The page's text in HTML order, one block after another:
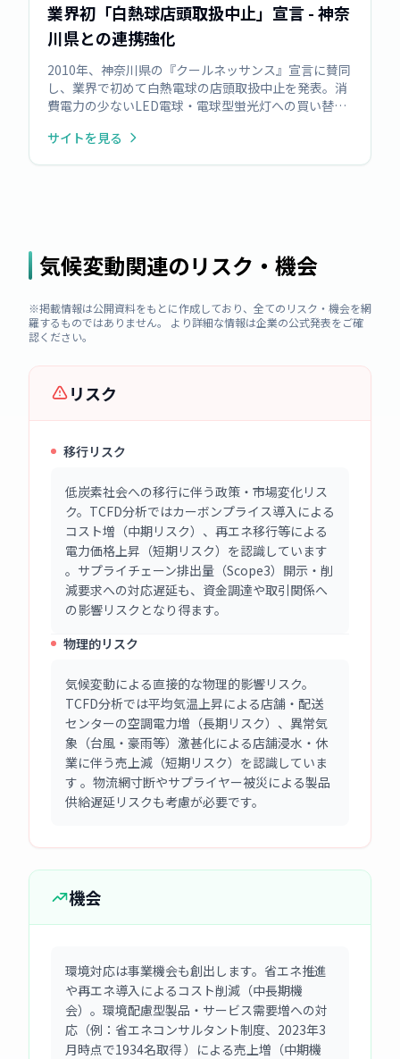
業界初「白熱球店頭取扱中止」宣言 - 神奈
川県との連携強化
2010年、神奈川県の『クールネッサンス』宣言に賛同
し、業界で初めて白熱電球の店頭取扱中止を発表。消
費電力の少ないLED電球・電球型蛍光灯への買い替え
球温暖化対策推進に関する『クールネッサンス協定』
サイトを見る
気候変動関連のリスク・機会
※掲載情報は公開資料をもとに作成しており、全てのリスク・機会を網
羅するものではありません。 より詳細な情報は企業の公式発表をご確
認ください。
リスク
移行リスク
低炭素社会への移行に伴う政策・市場変化リス
ク。TCFD分析ではカーボンプライス導入による
コスト増（中期リスク）、再エネ移行等による
電力価格上昇（短期リスク）を認識しています
。サプライチェーン排出量（Scope3）開示・削
減要求への対応遅延も、資金調達や取引関係へ
の影響リスクとなり得ます。
物理的リスク
気候変動による直接的な物理的影響リスク。
TCFD分析では平均気温上昇による店舗・配送
センターの空調電力増（長期リスク）、異常気
象（台風・豪雨等）激甚化による店舗浸水・休
業に伴う売上減（短期リスク）を認識していま
す 。物流網寸断やサプライヤー被災による製品
供給遅延リスクも考慮が必要です。
機会
環境対応は事業機会も創出します。省エネ推進
や再エネ導入によるコスト削減（中長期機
会）。環境配慮型製品・サービス需要増への対
応（例：省エネコンサルタント制度、2023年3
月時点で1934名取得 ）による売上増（中期機